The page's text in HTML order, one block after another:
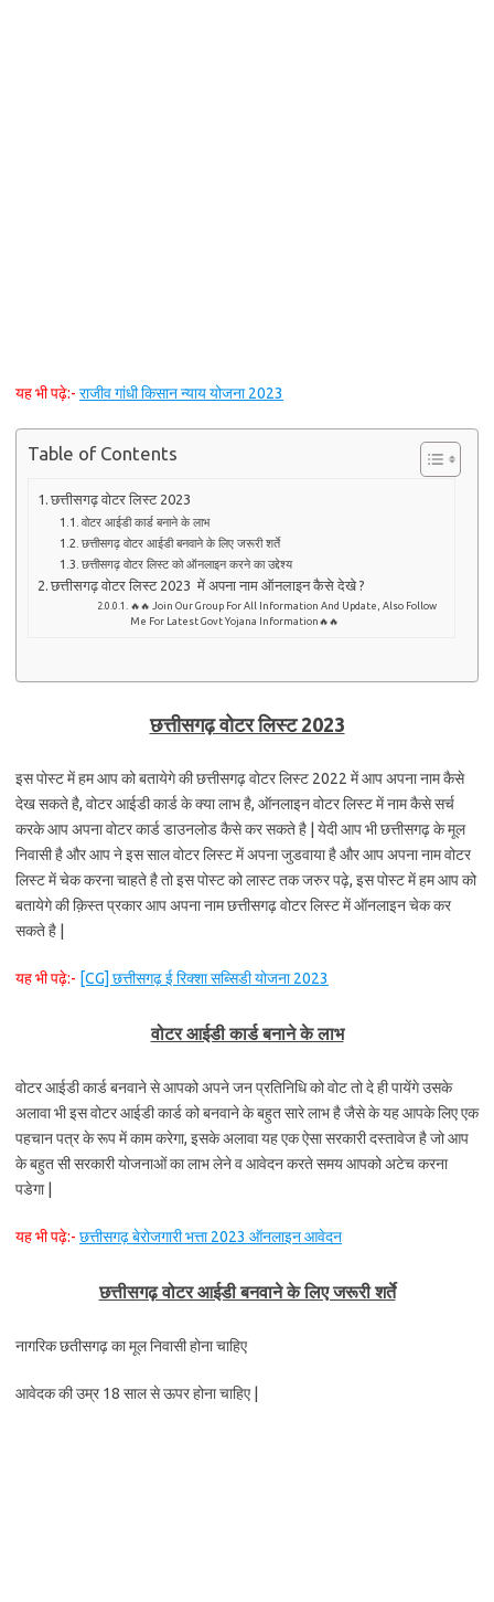
यह भी पढ़े:- राजीव गांधी किसान न्याय योजना 2023
Table of Contents
छत्तीसगढ़ वोटर लिस्ट 2023
वोटर आईडी कार्ड बनाने के लाभ
छत्तीसगढ़ वोटर आईडी बनवाने के लिए जरूरी शर्ते
छत्तीसगढ़ वोटर लिस्ट को ऑनलाइन करने का उद्देश्य
छत्तीसगढ़ वोटर लिस्ट 2023 में अपना नाम ऑनलाइन कैसे देखे ?
🔥🔥 Join Our Group For All Information And Update, Also Follow
Me For Latest Govt Yojana Information🔥🔥
छत्तीसगढ़ वोटर लिस्ट 2023
इस पोस्ट में हम आप को बतायेगे की छत्तीसगढ़ वोटर लिस्ट 2022 में आप अपना नाम कैसे
देख सकते है, वोटर आईडी कार्ड के क्या लाभ है, ऑनलाइन वोटर लिस्ट में नाम कैसे सर्च
करके आप अपना वोटर कार्ड डाउनलोड कैसे कर सकते है | येदी आप भी छत्तीसगढ़ के मूल
निवासी है और आप ने इस साल वोटर लिस्ट में अपना जुडवाया है और आप अपना नाम वोटर
लिस्ट में चेक करना चाहते है तो इस पोस्ट को लास्ट तक जरुर पढ़े, इस पोस्ट में हम आप को
बतायेगे की क़िस्त प्रकार आप अपना नाम छत्तीसगढ़ वोटर लिस्ट में ऑनलाइन चेक कर
सकते है |
यह भी पढ़े:- [CG] छत्तीसगढ़ ई रिक्शा सब्सिडी योजना 2023
वोटर आईडी कार्ड बनाने के लाभ
वोटर आईडी कार्ड बनवाने से आपको अपने जन प्रतिनिधि को वोट तो दे ही पायेंगे उसके
अलावा भी इस वोटर आईडी कार्ड को बनवाने के बहुत सारे लाभ है जैसे के यह आपके लिए एक
पहचान पत्र के रूप में काम करेगा, इसके अलावा यह एक ऐसा सरकारी दस्तावेज है जो आप
के बहुत सी सरकारी योजनाओं का लाभ लेने व आवेदन करते समय आपको अटेच करना
पडेगा |
यह भी पढ़े:- छत्तीसगढ़ बेरोजगारी भत्ता 2023 ऑनलाइन आवेदन
छत्तीसगढ़ वोटर आईडी बनवाने के लिए जरूरी शर्ते
नागरिक छतीसगढ़ का मूल निवासी होना चाहिए
आवेदक की उम्र 18 साल से ऊपर होना चाहिए |